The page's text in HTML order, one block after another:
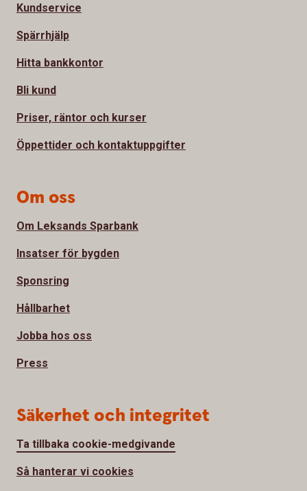
Kundservice
Spärrhjälp
Hitta bankkontor
Bli kund
Priser, räntor och kurser
Öppettider och kontaktuppgifter
Om oss
Om Leksands Sparbank
Insatser för bygden
Sponsring
Hållbarhet
Jobba hos oss
Press
Säkerhet och integritet
Ta tillbaka cookie-medgivande
Så hanterar vi cookies